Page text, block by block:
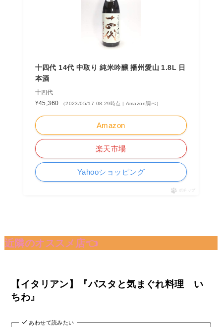
十四代 14代 中取り 純米吟醸 播州愛山 1.8L 日
本酒
十四代
¥45,360
（2023/05/17 08:29時点 | Amazon調べ）
Amazon
楽天市場
Yahooショッピング
ポチップ
近隣のオススメ店👈
【イタリアン】『パスタと気まぐれ料理 い
ちわ』
あわせて読みたい